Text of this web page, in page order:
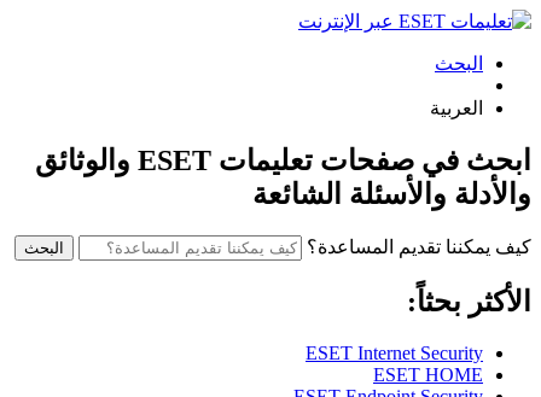
البحث
العربية
ابحث في صفحات تعليمات ESET والوثائق
والأدلة والأسئلة الشائعة
كيف يمكننا تقديم المساعدة؟ البحث
الأكثر بحثاً:
ESET Internet Security
ESET HOME